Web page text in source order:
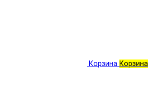
Корзина Корзина